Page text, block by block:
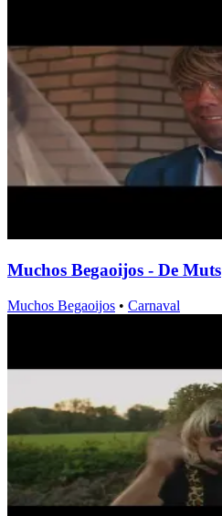
Muchos Begaoijos - De Muts
Muchos Begaoijos • Carnaval